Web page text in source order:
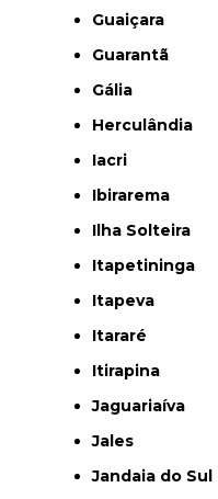
Guaiçara
Guarantã
Gália
Herculândia
Iacri
Ibirarema
Ilha Solteira
Itapetininga
Itapeva
Itararé
Itirapina
Jaguariaíva
Jales
Jandaia do Sul